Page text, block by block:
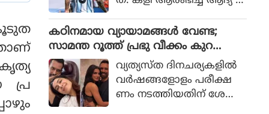
പ്ര
മിച്ചുകൊണ്ടിരിക്കും.
ച്ച് മാത്രം
കഠിനമായ വ്യായാമങ്ങള്‍ വേണ്ട;
സാമന്ത റൂത്ത് പ്രഭു വീക്കം കുറ
യ്ക്കുന്നതിനുള്ള ഏഴ് പ്രഭാത ശീലങ്ങ
ള്‍ പങ്കുവയ്ക്കുന്നു
വ്യത്യസ്ത ദിനചര്യകളില്‍
വര്‍ഷങ്ങളോളം പരീക്ഷ
ണം നടത്തിയതിന് ശേഷം